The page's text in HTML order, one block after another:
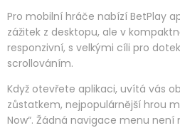
Pro mobilní hráče nabízí BetPlay
zážitek z desktopu, ale v
responzivní, s velkými cíli pro
scrollováním.
Když otevřete aplikaci, uvítá vás
zůstatkem, nejpopulárnější hrou
Now“. Žádná navigace menu není